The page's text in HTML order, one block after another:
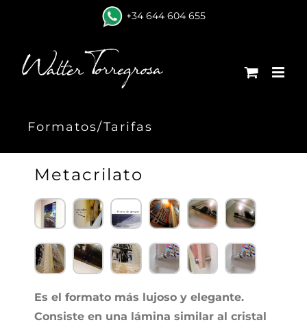
+34 644 604 655
Formatos/Tarifas
Metacrilato
Es el formato más lujoso y elegante.
Consiste en una lámina similar al cristal